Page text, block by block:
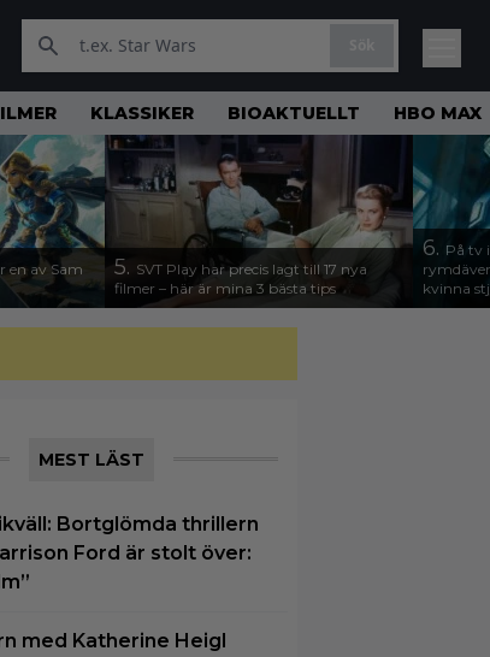
KLASSIKER BIOAKTUELLT HBO MAX
en av Sam
5. SVT Play har precis lagt till 17 nya
filmer – här är mina 3 bästa tips
6. På tv
kvinna
MEST LÄST
Bortglömda thrillern
Ford är stolt över:
med Katherine Heigl